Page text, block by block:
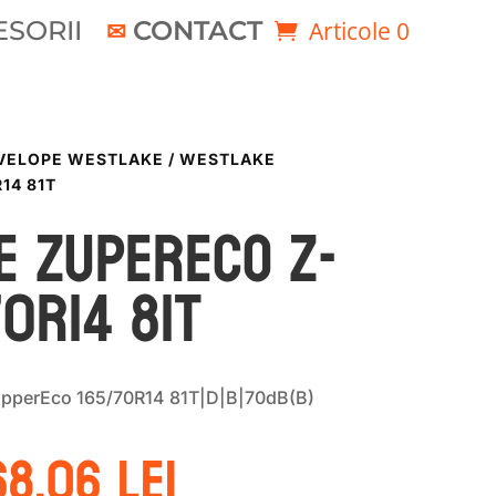
CONTACT Articole 0
WESTLAKE / WESTLAKE
81T
Z-
81T
165/70R14 81T|D|B|70dB(B)